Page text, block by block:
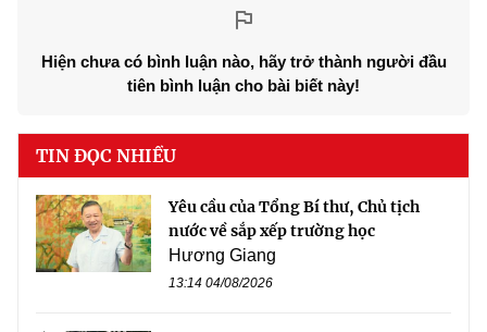
Hiện chưa có bình luận nào, hãy trở thành người đầu
tiên bình luận cho bài biết này!
TIN ĐỌC NHIỀU
Yêu cầu của Tổng Bí thư, Chủ tịch
nước về sắp xếp trường học
Hương Giang
13:14 04/08/2026